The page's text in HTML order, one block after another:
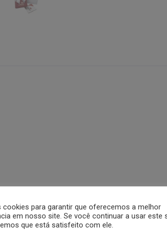
e nota fiscal.
cookies para garantir que oferecemos a melhor
em nosso site. Se você continuar a usar este
que está satisfeito com ele.